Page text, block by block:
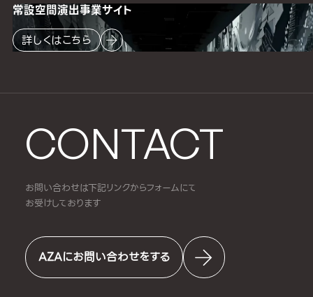
CONTACT
お問い合わせは下記リンクからフォームにて
お受けしております
AZAにお問い合わせをする
常設空間演出事業サイト
詳しくはこちら